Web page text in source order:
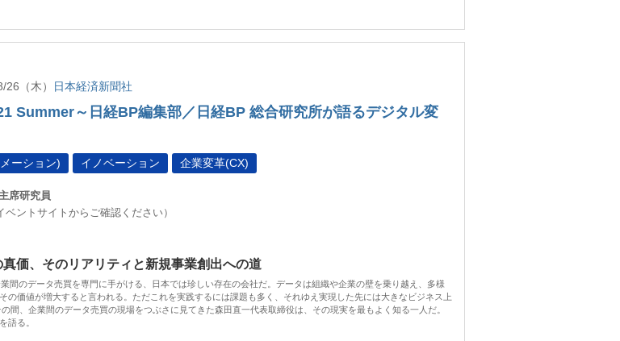
（木） 日本経済新聞社
Summer～日経BP編集部／日経BP 総合研究所が語るデジタル変
ーション) イノベーション 企業変革(CX)
主席研究員
ベントサイトからご確認ください）
価、そのリアリティと新規事業創出への道
間のデータ売買を専門に手がける、日本では珍しい存在の会社だ。データは組織や企業の壁を乗り越え、多様
の価値が増大すると言われる。ただこれを実践するには課題も多く、それゆえ実現した先には大きなビジネス上
間、企業間のデータ売買の現場をつぶさに見てきた森田直一代表取締役は、その現実を最もよく知る一人だ。
語る。